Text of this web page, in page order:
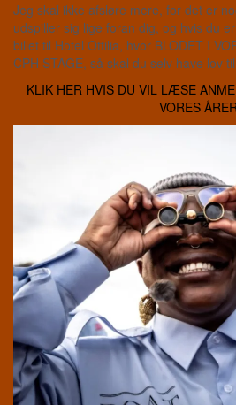
Jeg skal ikke afsløre mere, for det er
udspiller sig lige foran dig, og hvis du
billet til Hotel Ottilia, hvor BLODET I
CPH STAGE, så skal du selv have lov
KLIK HER HVIS DU VIL LÆSE
VORES